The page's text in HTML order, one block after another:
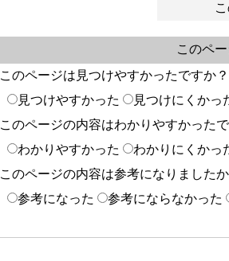
このペ
このページは見つけやすかったですか？
見つけやすかった
見つけにくかっ
このページの内容はわかりやすかった
わかりやすかった
わかりにくかっ
このページの内容は参考になりましたか
参考になった
参考にならなかった